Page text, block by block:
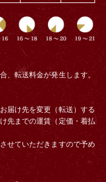
、 転送料金が発生します。
届け先を変更（転送）する
先までの運賃（定価・着払
せていただきますので予め